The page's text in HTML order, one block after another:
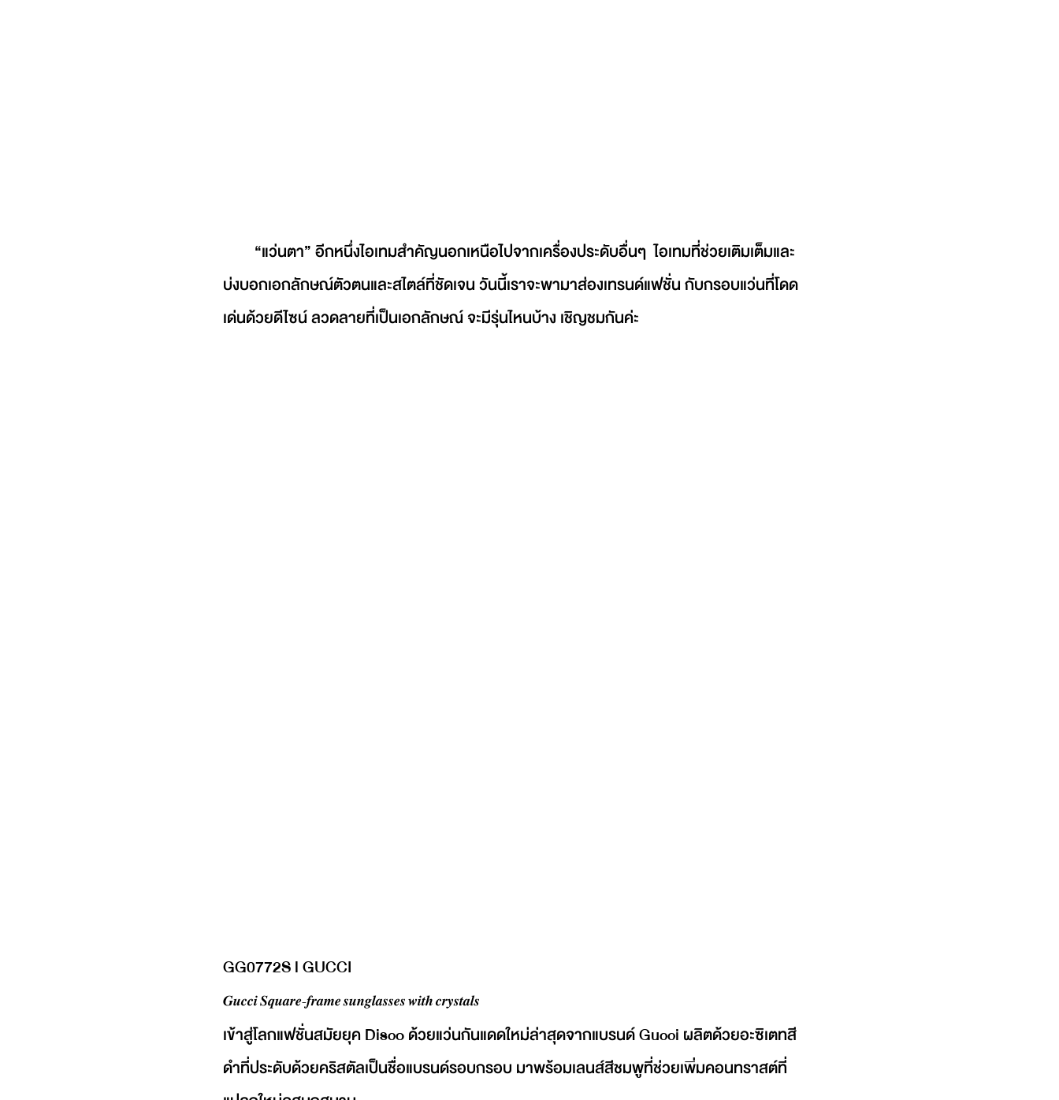
บ่งบอกเอกลักษณ์ตัวตนและสไตล์ที่ชัดเจน วันนี้เราจะพามาส่องเทรนด์แฟชั่น กับกรอบแว่นที่โดด
เด่นด้วยดีไซน์ ลวดลายที่เป็นเอกลักษณ์ จะมีรุ่นไหนบ้าง เชิญชมกันค่ะ
GG0772S l GUCCI
𝑮𝒖𝒄𝒄𝒊 𝑺𝒒𝒖𝒂𝒓𝒆-𝒇𝒓𝒂𝒎𝒆 𝒔𝒖𝒏𝒈𝒍𝒂𝒔𝒔𝒆𝒔 𝒘𝒊𝒕𝒉 𝒄𝒓𝒚𝒔𝒕𝒂𝒍𝒔
เข้าสู่โลกแฟชั่นสมัยยุค Disco ด้วยแว่นกันแดดใหม่ล่าสุดจากแบรนด์ Gucci ผลิตด้วยอะซิเตทสี
ดำที่ประดับด้วยคริสตัลเป็นชื่อแบรนด์รอบกรอบ มาพร้อมเลนส์สีชมพูที่ช่วยเพิ่มคอนทราสต์ที่